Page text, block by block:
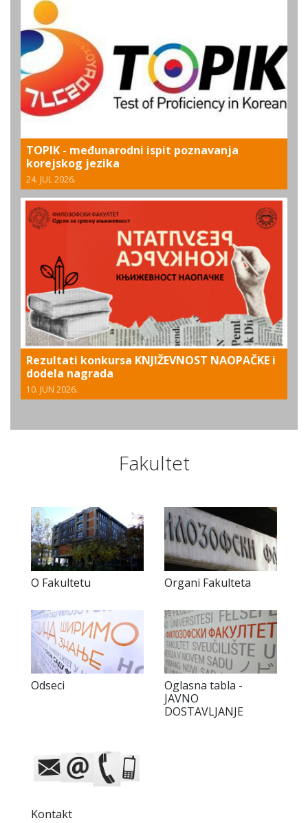
TOPIK - međunarodni ispit poznavanja
korejskog jezika
24. JUL 2026.
Rezultati konkursa KNJIŽEVNOST NAOPAČKE i
dodela nagrada
10. JUN 2026.
Fakultet
O Fakultetu Organi Fakulteta
Odseci
Oglasna tabla -
JAVNO
DOSTAVLJANJE
Kontakt